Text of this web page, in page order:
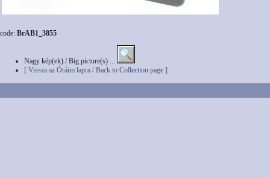
code: BrAB1_3855
Nagy kép(ek) / Big picture(s) ...
[ Vissza az Óráim lapra / Back to Collection page ]